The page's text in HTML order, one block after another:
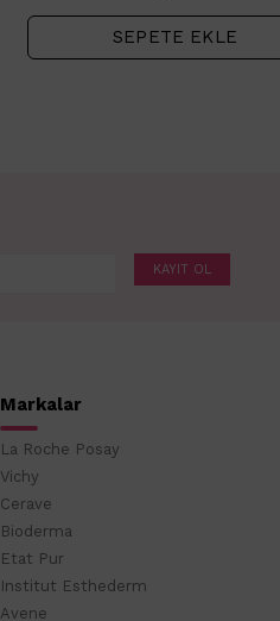
SEPETE EKLE
KAYIT OL
Markalar
La Roche Posay
Vichy
Cerave
Bioderma
Etat Pur
Institut Esthederm
Avene